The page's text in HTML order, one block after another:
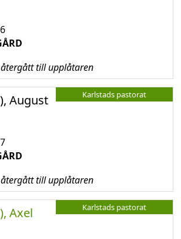
till upplåtaren
Karlstads pastorat
August
till upplåtaren
Karlstads pastorat
Axel